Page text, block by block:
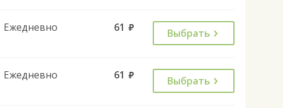
Ежедневно 61 руб. Выбрать
Ежедневно 61 руб. Выбрать